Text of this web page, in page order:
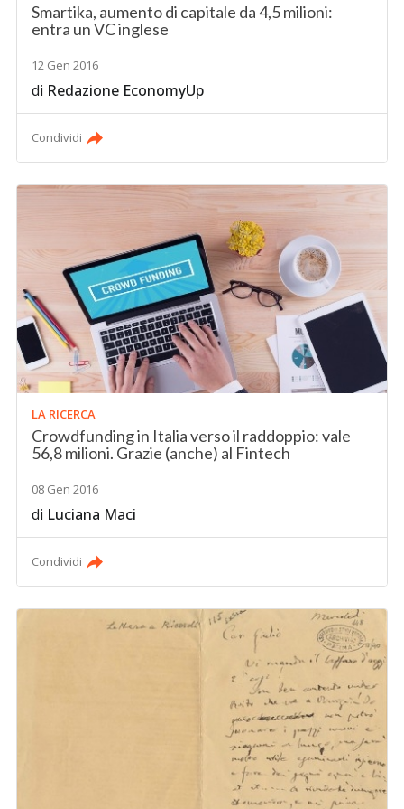
Smartika, aumento di capitale da 4,5 milioni:
entra un VC inglese
12 Gen 2016
di Redazione EconomyUp
Condividi
LA RICERCA
Crowdfunding in Italia verso il raddoppio: vale
56,8 milioni. Grazie (anche) al Fintech
08 Gen 2016
di Luciana Maci
Condividi